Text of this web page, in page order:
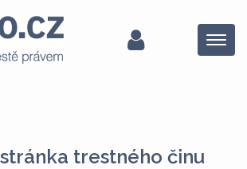
Menu
trestného činu